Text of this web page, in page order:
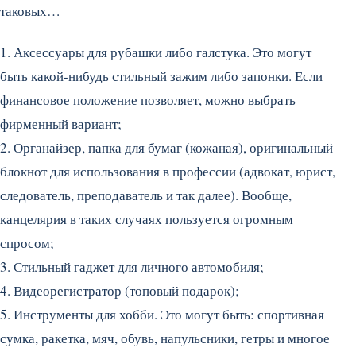
таковых…
1. Аксессуары для рубашки либо галстука. Это могут
быть какой-нибудь стильный зажим либо запонки. Если
финансовое положение позволяет, можно выбрать
фирменный вариант;
2. Органайзер, папка для бумаг (кожаная), оригинальный
блокнот для использования в профессии (адвокат, юрист,
следователь, преподаватель и так далее). Вообще,
канцелярия в таких случаях пользуется огромным
спросом;
3. Стильный гаджет для личного автомобиля;
4. Видеорегистратор (топовый подарок);
5. Инструменты для хобби. Это могут быть: спортивная
сумка, ракетка, мяч, обувь, напульсники, гетры и многое